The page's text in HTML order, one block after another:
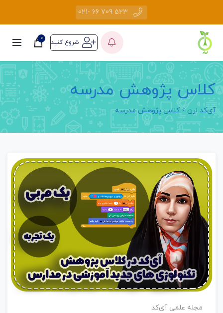
523 709 66 -021
شروع کنید 0
کلاس پژوهش مدرسه
آی‌کد لرن کلاس پژوهش مدرسه
مجله علمی آی‌کد